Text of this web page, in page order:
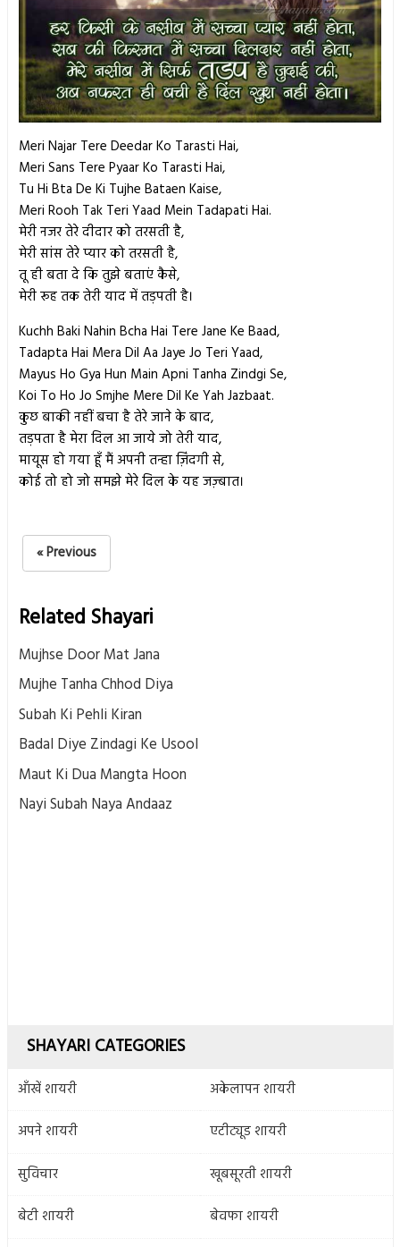
Meri Najar Tere Deedar Ko Tarasti Hai,
Meri Sans Tere Pyaar Ko Tarasti Hai,
Tu Hi Bta De Ki Tujhe Bataen Kaise,
Meri Rooh Tak Teri Yaad Mein Tadapati Hai.
मेरी नजर तेरे दीदार को तरसती है,
मेरी सांस तेरे प्यार को तरसती है,
तू ही बता दे कि तुझे बताएं कैसे,
मेरी रूह तक तेरी याद में तड़पती है।
Kuchh Baki Nahin Bcha Hai Tere Jane Ke Baad,
Tadapta Hai Mera Dil Aa Jaye Jo Teri Yaad,
Mayus Ho Gya Hun Main Apni Tanha Zindgi Se,
Koi To Ho Jo Smjhe Mere Dil Ke Yah Jazbaat.
कुछ बाकी नहीं बचा है तेरे जाने के बाद,
तड़पता है मेरा दिल आ जाये जो तेरी याद,
मायूस हो गया हूँ मैं अपनी तन्हा ज़िंदगी से,
कोई तो हो जो समझे मेरे दिल के यह जज़्बात।
« Previous
Related Shayari
Mujhse Door Mat Jana
Mujhe Tanha Chhod Diya
Subah Ki Pehli Kiran
Badal Diye Zindagi Ke Usool
Maut Ki Dua Mangta Hoon
Nayi Subah Naya Andaaz
SHAYARI CATEGORIES
आँखें शायरी
अकेलापन शायरी
अपने शायरी
एटीट्यूड शायरी
सुविचार
खूबसूरती शायरी
बेटी शायरी
बेवफा शायरी